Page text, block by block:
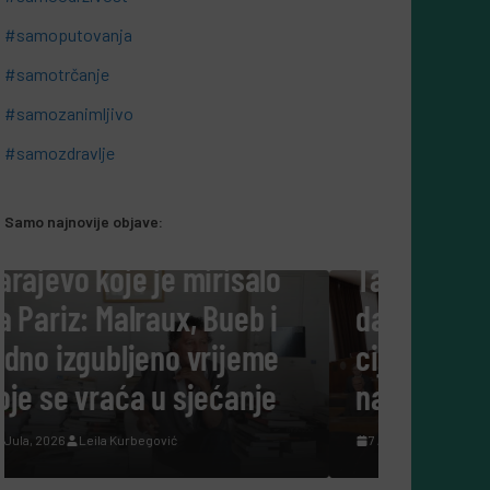
#samoputovanja
#samotrčanje
#samozanimljivo
#samozdravlje
Samo najnovije objave:
#SAMOKULTURA
Tako su govorili: Šta nam
danas govore ljudi koji su
cijeli život posvetili
nauci?
7 Augusta, 2026 Leila Kurbegović